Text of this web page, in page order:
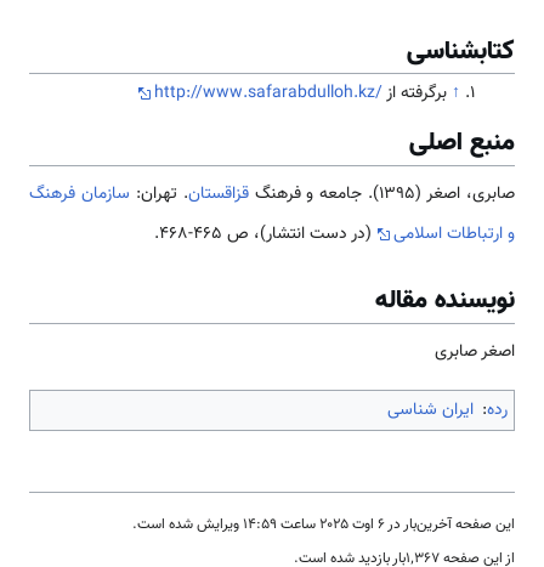
کتابشناسی
↑ برگرفته ازhttp://www.safarabdulloh.kz/
منبع اصلی
صابری، اصغر (1395). جامعه و فرهنگ قزاقستان. تهران: سازمان فرهنگ
و ارتباطات اسلامی
(در دست انتشار)، ص 465-468.
نویسنده مقاله
اصغر صابری
رده: ایران شناسی
این صفحه آخرین‌بار در ‏۶ اوت ۲۰۲۵ ساعت ‏۱۴:۵۹ ویرایش شده است.
از این صفحه ۱٬۳۶۷بار بازدید شده است.